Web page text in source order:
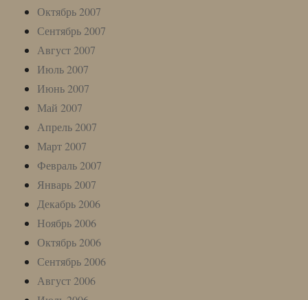
Октябрь 2007
Сентябрь 2007
Август 2007
Июль 2007
Июнь 2007
Май 2007
Апрель 2007
Март 2007
Февраль 2007
Январь 2007
Декабрь 2006
Ноябрь 2006
Октябрь 2006
Сентябрь 2006
Август 2006